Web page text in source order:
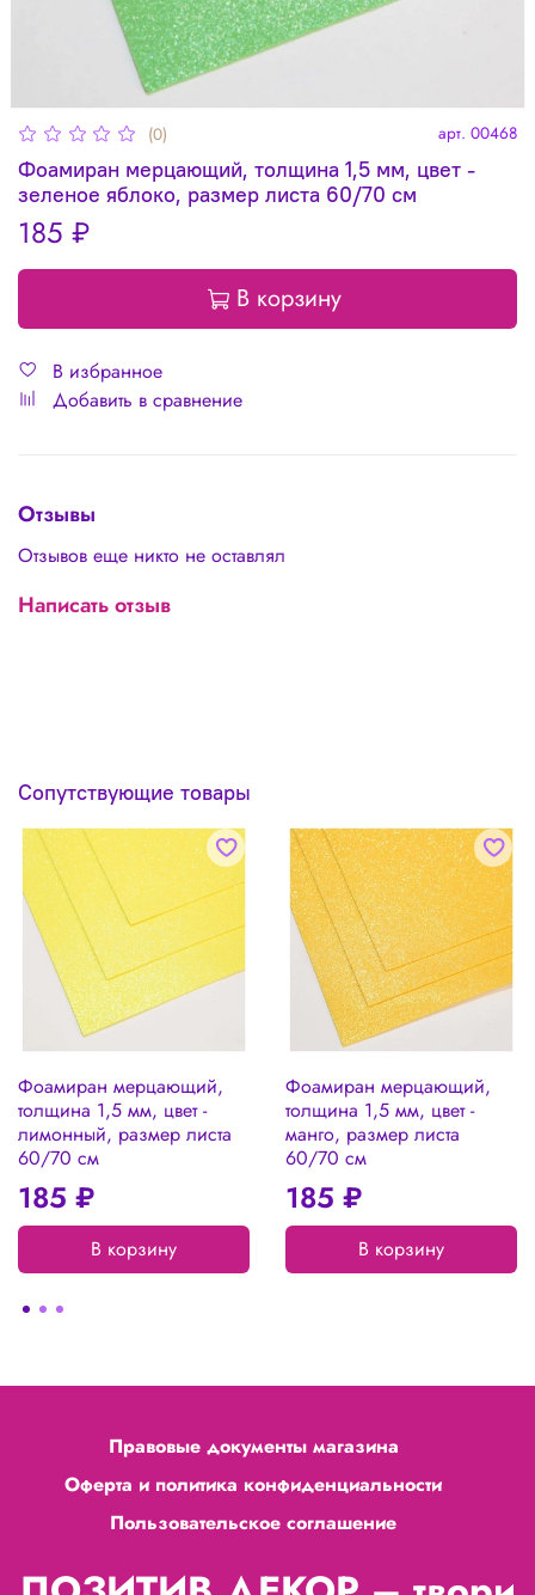
(0) арт. 00468
Фоамиран мерцающий, толщина 1,5 мм, цвет -
зеленое яблоко, размер листа 60/70 см
185 ₽
В корзину
В избранное
Добавить в сравнение
Отзывы
Отзывов еще никто не оставлял
Написать отзыв
Сопутствующие товары
Фоамиран мерцающий,
толщина 1,5 мм, цвет -
лимонный, размер листа
60/70 см
185 ₽
В корзину
Фоамиран мерцающий,
толщина 1,5 мм, цвет -
манго, размер листа
60/70 см
185 ₽
В корзину
Правовые документы магазина
Оферта и политика конфиденциальности
Пользовательское соглашение